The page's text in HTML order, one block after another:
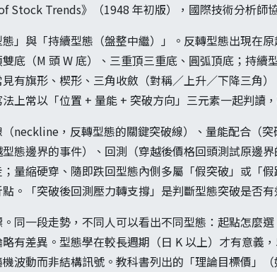
Stock Trends》（1948 年初版），國際技術分析師
」與「持續型態（盤整中繼）」。反轉型態出現在
底（M 頭 W 底）、三重頂三重底、圓弧頂底；持續
有旗形、楔形、三角收斂（對稱／上升／下降三角
上常以「位置 + 量能 + 突破方向」三元素一起判讀
neckline，反轉型態的關鍵突破線）、量能配合（
態邊界的事件）、回測（穿越後價格回頭測試原邊
量縮硬穿、隨即跌回型態內側多屬「假突破」或「
。「突破後回測壓力轉支撐」是判斷型態突破是否有
同一段走勢，不同人可以看出不同型態：起點怎麼
有差異。型態學在較長週期（日 K 以上）才有意義
波動而非結構訊號。教科書列出的「理論目標價」